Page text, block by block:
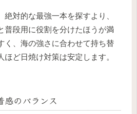
絶対的な最強一本を探すより、
普段用に役割を分けたほうが満
く、海の強さに合わせて持ち替
ほど日焼け対策は安定します。
感のバランス